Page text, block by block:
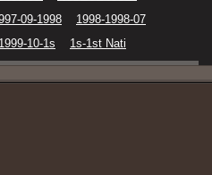
09-1998
1998-1998-07
1999-10-1s 1s-1st Nati